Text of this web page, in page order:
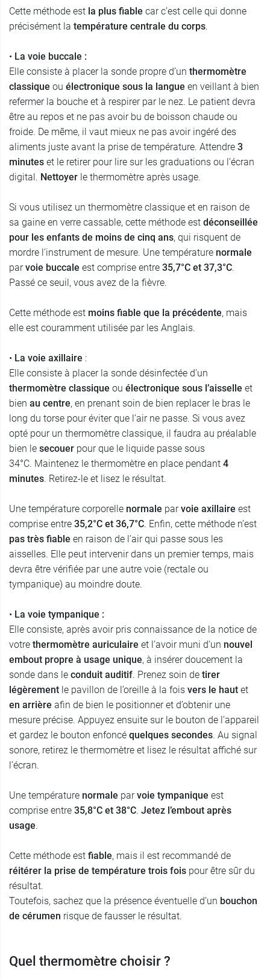
Cette méthode est la plus fiable car c’est celle qui donne
précisément la température centrale du corps.
• La voie buccale :
Elle consiste à placer la sonde propre d’un thermomètre
classique ou électronique sous la langue en veillant à bien
refermer la bouche et à respirer par le nez. Le patient devra
être au repos et ne pas avoir bu de boisson chaude ou
froide. De même, il vaut mieux ne pas avoir ingéré des
aliments juste avant la prise de température. Attendre 3
minutes et le retirer pour lire sur les graduations ou l’écran
digital. Nettoyer le thermomètre après usage.
Si vous utilisez un thermomètre classique et en raison de
sa gaine en verre cassable, cette méthode est déconseillée
pour les enfants de moins de cinq ans, qui risquent de
mordre l’instrument de mesure. Une température normale
parvoie buccale est comprise entre 35,7°C et 37,3°C.
Passé ce seuil, vous avez de la fièvre.
Cette méthode est moins fiable que la précédente, mais
elle est couramment utilisée par les Anglais.
• La voie axillaire :
Elle consiste à placer la sonde désinfectée d’un
thermomètre classique ou électronique sous l’aisselle et
bien au centre, en prenant soin de bien replacer le bras le
long du torse pour éviter que l’air ne passe. Si vous avez
opté pour un thermomètre classique, il faudra au préalable
bien le secouer pour que le liquide passe sous
34°C. Maintenez le thermomètre en place pendant 4
minutes. Retirez-le et lisez le résultat.
Une température corporelle normale parvoie axillaire est
comprise entre 35,2°C et 36,7°C. Enfin, cette méthode n’est
pas très fiable en raison de l’air qui passe sous les
aisselles. Elle peut intervenir dans un premier temps, mais
devra être vérifiée par une autre voie (rectale ou
tympanique) au moindre doute.
• La voie tympanique :
Elle consiste, après avoir pris connaissance de la notice de
votre thermomètre auriculaire et l’avoir muni d’un nouvel
embout propre à usage unique, à insérer doucement la
sonde dans le conduit auditif. Prenez soin de tirer
légèrement le pavillon de l’oreille à la fois vers le haut et
en arrière afin de bien le positionner et d’obtenir une
mesure précise. Appuyez ensuite sur le bouton de l’appareil
et gardez le bouton enfoncé quelques secondes. Au signal
sonore, retirez le thermomètre et lisez le résultat affiché sur
l’écran.
Une température normale parvoie tympanique est
comprise entre 35,8°C et 38°C. Jetez l’embout après
usage.
Cette méthode est fiable, mais il est recommandé de
réitérer la prise de température trois fois pour être sûr du
résultat.
Toutefois, sachez que la présence éventuelle d’un bouchon
de cérumen risque de fausser le résultat.
Quel thermomètre choisir ?